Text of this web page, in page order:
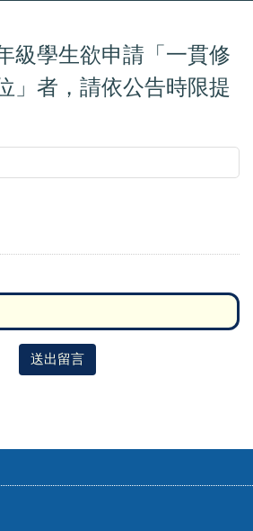
級學生欲申請「一貫修
」者，請依公告時限提
送出留言